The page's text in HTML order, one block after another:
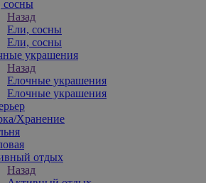
сосны
Назад
Ели, сосны
Ели, сосны
украшения
Назад
Елочные украшения
Елочные украшения
Хранение
отдых
Назад